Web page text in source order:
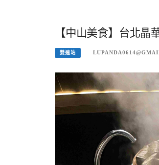
【中山美食】台北
雙連站